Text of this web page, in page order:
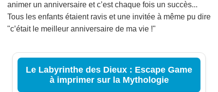
animer un anniversaire et c’est chaque fois un succès...
Tous les enfants étaient ravis et une invitée à même pu dire
"c’était le meilleur anniversaire de ma vie !"
Le Labyrinthe des Dieux : Escape Game
à imprimer sur la Mythologie